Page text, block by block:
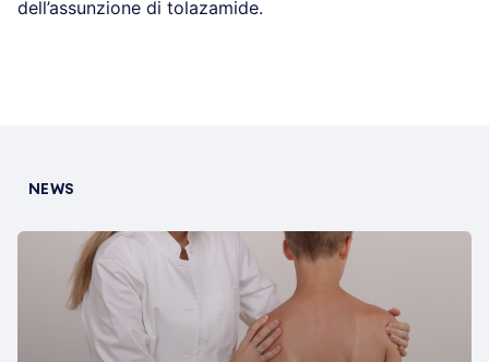
dell’assunzione di tolazamide.
NEWS